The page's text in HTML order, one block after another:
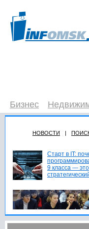
Бизнес
НОВОСТИ |
Старт в IT:
9 класса — это